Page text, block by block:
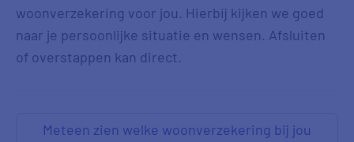
woonverzekering voor jou. Hierbij kijken we goed
naar je persoonlijke situatie en wensen. Afsluiten
of overstappen kan direct.
Meteen zien welke woonverzekering bij jou